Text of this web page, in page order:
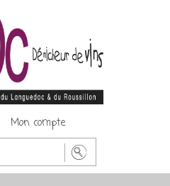
Mon compte